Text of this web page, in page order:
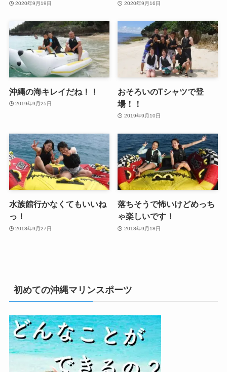
2020年9月19日 2020年9月16日
沖縄の海キレイだね！！
2019年9月25日
おそろいのTシャツで登
場！！
2019年9月10日
水族館行かなくてもいいね
っ！
2018年9月27日
落ちそうで怖いけどめっち
ゃ楽しいです！
2018年9月18日
初めての沖縄マリンスポーツ